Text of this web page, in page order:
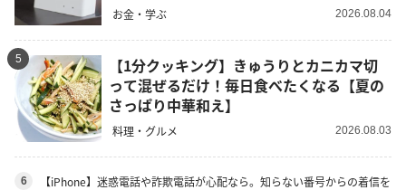
お金・学ぶ 2026.08.04
5
【1分クッキング】きゅうりとカニカマ切
って混ぜるだけ！毎日食べたくなる【夏の
さっぱり中華和え】
料理・グルメ 2026.08.03
6
【iPhone】迷惑電話や詐欺電話が心配なら。知らない番号からの着信を